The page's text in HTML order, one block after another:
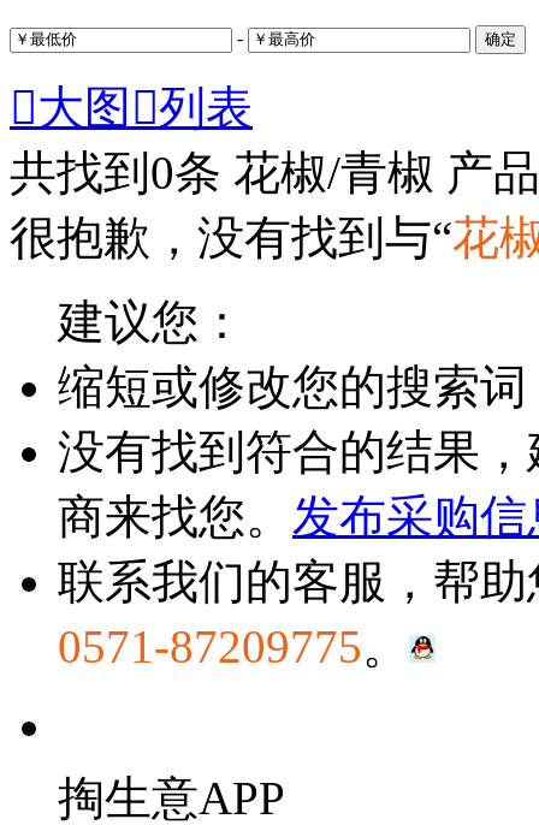
- 确定
大图 列表
共找到 0条 花椒/青椒 产
很抱歉，没有找到与“花
建议您：
缩短或修改您的搜索
没有找到符合的结果
商来找您。 发布采购信
联系我们的客服，帮
0571-87209775。
掏生意APP